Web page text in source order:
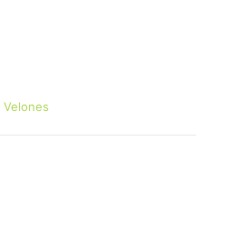
Velones